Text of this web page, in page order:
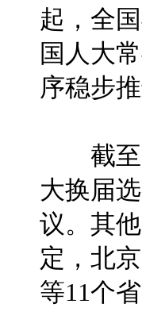
起，全
国人大
序稳步推
截至目
大换届
议。其
定，北
等11个